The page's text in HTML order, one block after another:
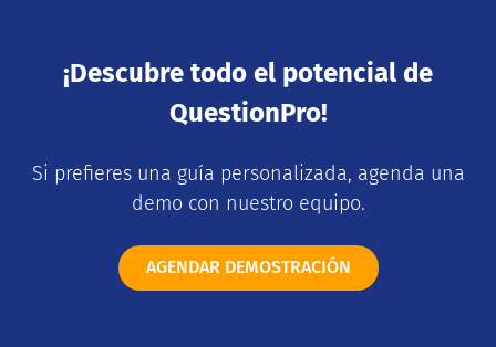
¡Descubre todo el potencial de
QuestionPro!
Si prefieres una guía personalizada, agenda una
demo con nuestro equipo.
AGENDAR DEMOSTRACIÓN